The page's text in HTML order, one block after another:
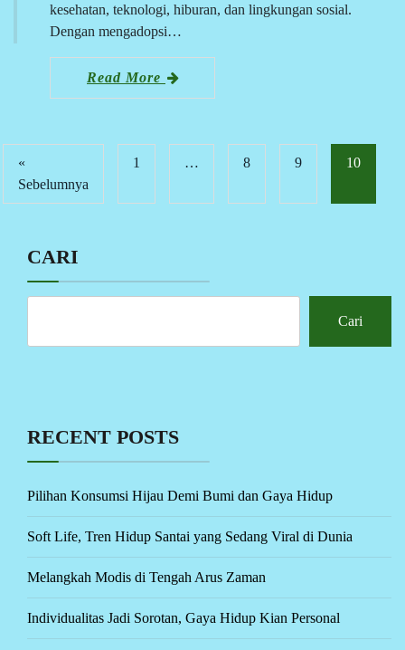
kesehatan, teknologi, hiburan, dan lingkungan sosial.
Dengan mengadopsi…
Read More
«
Sebelumnya
1 … 8 9 10
CARI
Cari
RECENT POSTS
Pilihan Konsumsi Hijau Demi Bumi dan Gaya Hidup
Soft Life, Tren Hidup Santai yang Sedang Viral di Dunia
Melangkah Modis di Tengah Arus Zaman
Individualitas Jadi Sorotan, Gaya Hidup Kian Personal